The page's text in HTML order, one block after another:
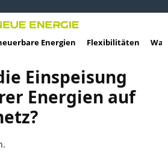
Energien Flexibilitäten
Einspeisung
Energien auf